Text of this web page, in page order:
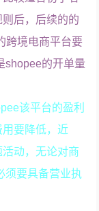
后，后续的的
跨境电商平台要
shopee的开单量
该平台的盈利
要降低，近
动，无论对商
须要具备营业执